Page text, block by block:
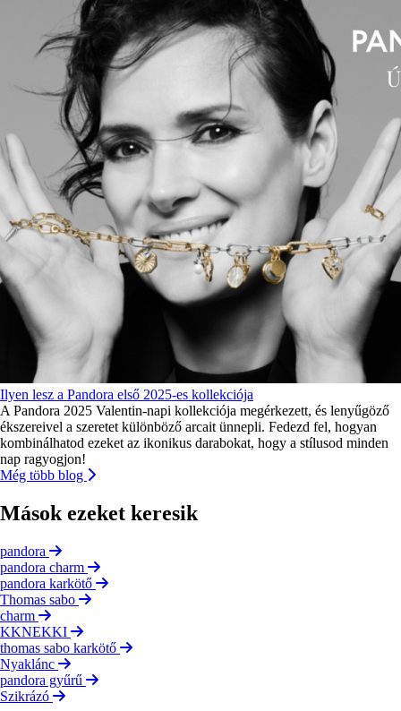
Ilyen lesz a Pandora első 2025-es kollekciója
A Pandora 2025 Valentin-napi kollekciója megérkezett, és lenyűgöző
ékszereivel a szeretet különböző arcait ünnepli. Fedezd fel, hogyan
kombinálhatod ezeket az ikonikus darabokat, hogy a stílusod minden
nap ragyogjon!
Még több blog
Mások ezeket keresik
pandora
pandora charm
pandora karkötő
Thomas sabo
charm
KKNEKKI
thomas sabo karkötő
Nyaklánc
pandora gyűrű
Szikrázó